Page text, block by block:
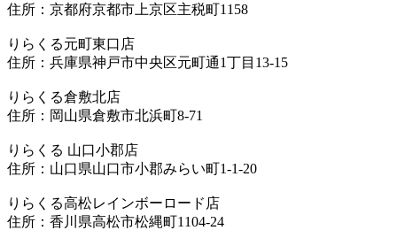
住所：京都府京都市上京区主税町1158
りらくる元町東口店
住所：兵庫県神戸市中央区元町通1丁目13-15
りらくる倉敷北店
住所：岡山県倉敷市北浜町8-71
りらくる 山口小郡店
住所：山口県山口市小郡みらい町1-1-20
りらくる高松レインボーロード店
住所：香川県高松市松縄町1104-24